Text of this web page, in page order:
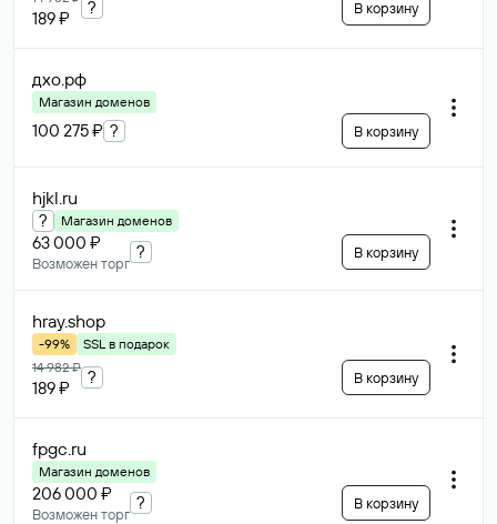
189 ₽
? В корзину
дхо.рф
Магазин доменов
100 275 ₽ ? В корзину
hjkl.ru
? Магазин доменов
63 000 ₽
Возможен торг
? В корзину
hray.shop
-99%
SSL в подарок
14 982 ₽
189 ₽
? В корзину
fpgc.ru
Магазин доменов
206 000 ₽
Возможен торг
? В корзину